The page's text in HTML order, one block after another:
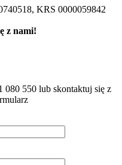
KRS 0000059842
z nami!
080 550 lub skontaktuj się z